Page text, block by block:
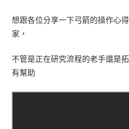
想跟各位分享一下弓箭的操作心
家，
不管是正在研究流程的老手還是
有幫助